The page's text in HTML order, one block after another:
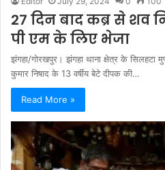
27 दिन बाद कब्र से
पी एम के लिए भेजा
झंगहा/गोरखपुर। झंगहा थाना क्षेत्र के सिलहटा
कुमार निषाद के 13 वर्षीय बेटे दीपक की…
Read More »